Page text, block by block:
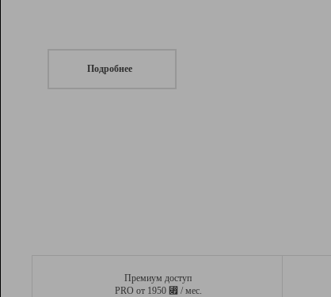
Подробнее
Премиум доступ
PRO от 1950 ⃏ / мес.